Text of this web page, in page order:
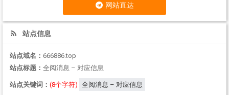
网站直达
站点信息
站点域名： 666886.top
站点标题： 全阅消息 – 对应信息
站点关键词： (8个字符) 全阅消息 – 对应信息